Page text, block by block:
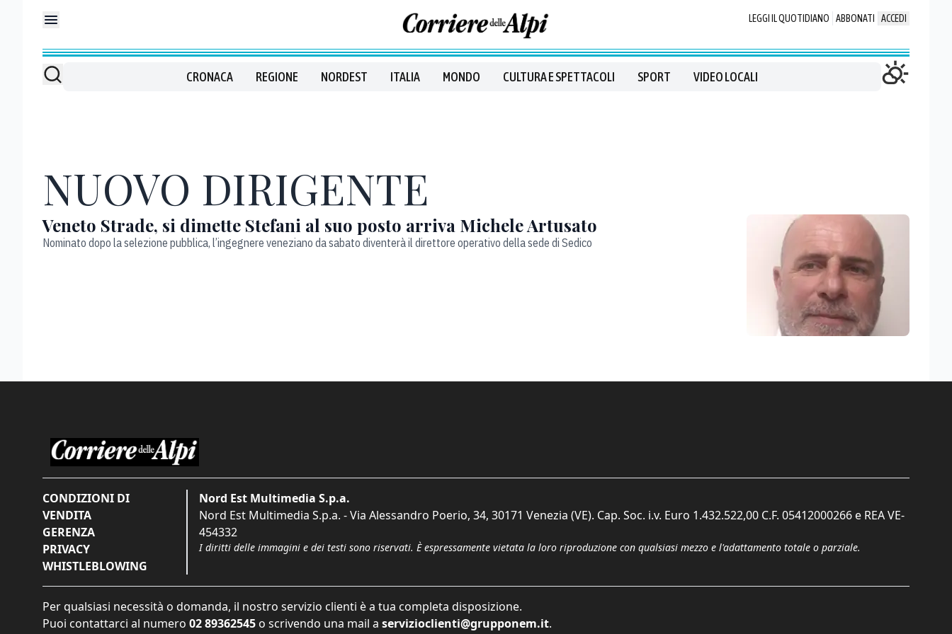
LEGGI IL QUOTIDIANO ABBONATI ACCEDI
CRONACA REGIONE NORDEST ITALIA MONDO CULTURA E SPETTACOLI SPORT VIDEO LOCALI
NUOVO DIRIGENTE
Veneto Strade, si dimette Stefani al suo posto arriva Michele Artusato
Nominato dopo la selezione pubblica, l’ingegnere veneziano da sabato diventerà il direttore operativo della sede di Sedico
CONDIZIONI DI
VENDITA
GERENZA
PRIVACY
WHISTLEBLOWING
Nord Est Multimedia S.p.a.
Nord Est Multimedia S.p.a. - Via Alessandro Poerio, 34, 30171 Venezia (VE). Cap. Soc. i.v. Euro 1.432.522,00 C.F. 05412000266 e REA VE-
454332
I diritti delle immagini e dei testi sono riservati. È espressamente vietata la loro riproduzione con qualsiasi mezzo e l'adattamento totale o parziale.
Per qualsiasi necessità o domanda, il nostro servizio clienti è a tua completa disposizione.
Puoi contattarci al numero 02 89362545 o scrivendo una mail a servizioclienti@grupponem.it.